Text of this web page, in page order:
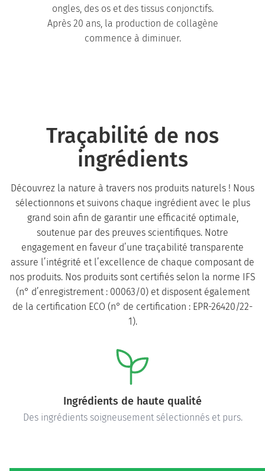
ongles, des os et des tissus conjonctifs.
Après 20 ans, la production de collagène
commence à diminuer.
Traçabilité de nos
ingrédients
Découvrez la nature à travers nos produits naturels ! Nous
sélectionnons et suivons chaque ingrédient avec le plus
grand soin afin de garantir une efficacité optimale,
soutenue par des preuves scientifiques. Notre
engagement en faveur d’une traçabilité transparente
assure l’intégrité et l’excellence de chaque composant de
nos produits. Nos produits sont certifiés selon la norme IFS
(n° d’enregistrement : 00063/0) et disposent également
de la certification ECO (n° de certification : EPR-26420/22-
1).
Ingrédients de haute qualité
Des ingrédients soigneusement sélectionnés et purs.